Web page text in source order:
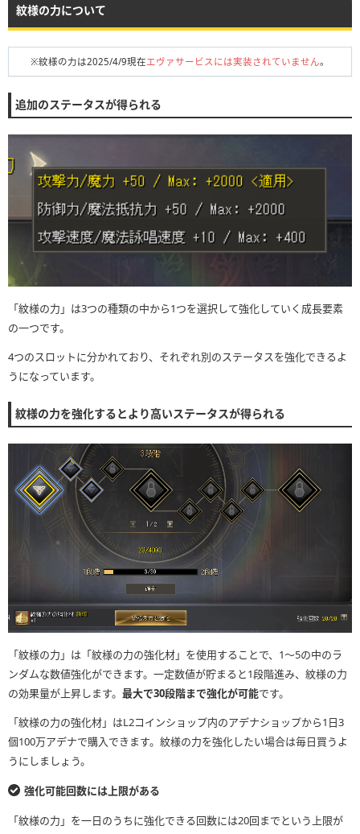
紋様の力について
※紋様の力は2025/4/9現在エヴァサービスには実装されていません。
追加のステータスが得られる
「紋様の力」は3つの種類の中から1つを選択して強化していく成長要素
の一つです。
4つのスロットに分かれており、それぞれ別のステータスを強化できるよ
うになっています。
紋様の力を強化するとより高いステータスが得られる
「紋様の力」は「紋様の力の強化材」を使用することで、1〜5の中のラ
ンダムな数値強化ができます。一定数値が貯まると1段階進み、紋様の力
の効果量が上昇します。 最大で30段階まで強化が可能です。
「紋様の力の強化材」はL2コインショップ内のアデナショップから1日3
個100万アデナで購入できます。紋様の力を強化したい場合は毎日買うよ
うにしましょう。
強化可能回数には上限がある
「紋様の力」を一日のうちに強化できる回数には20回までという上限が